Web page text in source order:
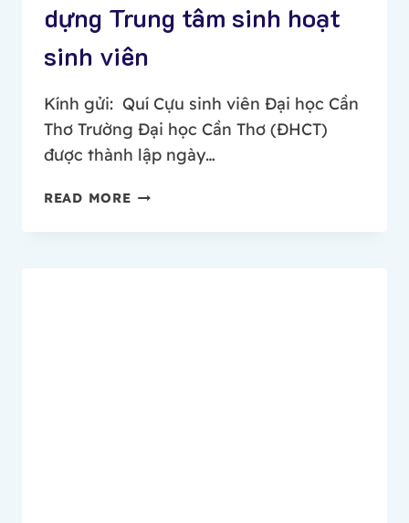
dựng Trung tâm sinh hoạt
sinh viên
Kính gửi: Quí Cựu sinh viên Đại học Cần
Thơ Trường Đại học Cần Thơ (ĐHCT)
được thành lập ngày…
READ MORETHƯ
MỜI